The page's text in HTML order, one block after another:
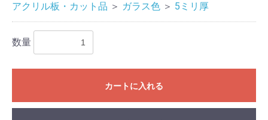
アクリル板・カット品 ＞ ガラス色 ＞ 5ミリ厚
数量
カートに入れる